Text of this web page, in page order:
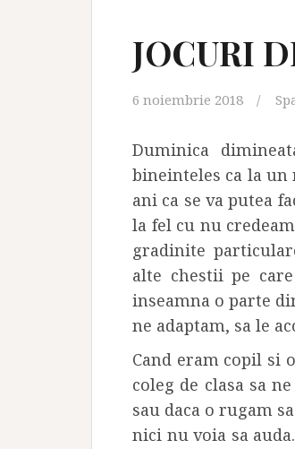
JOCURI
6 noiembrie 2018
Duminica
bineinteles ca la un
ani ca se va putea
la fel cu nu
gradinite
alte chestii pe
inseamna o parte
ne adaptam, sa le
Cand eram copil si
coleg de clasa sa
sau daca o rugam
nici nu voia sa